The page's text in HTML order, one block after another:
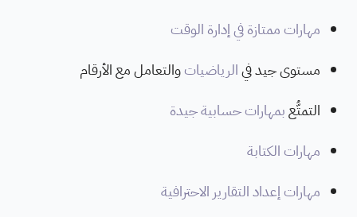
مهارات ممتازة في إدارة الوقت
مستوى جيد فيالرياضياتوالتعامل مع الأرقام
التمتُّعبمهارات حسابية جيدة
مهارات الكتابة
مهارات إعداد التقارير الاحترافية